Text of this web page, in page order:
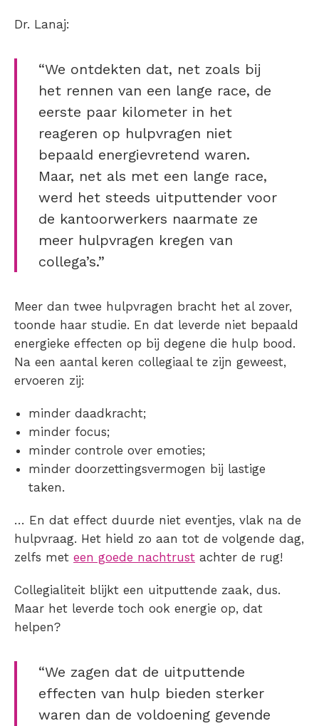
Dr. Lanaj:
“We ontdekten dat, net zoals bij
het rennen van een lange race, de
eerste paar kilometer in het
reageren op hulpvragen niet
bepaald energievretend waren.
Maar, net als met een lange race,
werd het steeds uitputtender voor
de kantoorwerkers naarmate ze
meer hulpvragen kregen van
collega’s.”
Meer dan twee hulpvragen bracht het al zover,
toonde haar studie. En dat leverde niet bepaald
energieke effecten op bij degene die hulp bood.
Na een aantal keren collegiaal te zijn geweest,
ervoeren zij:
minder daadkracht;
minder focus;
minder controle over emoties;
minder doorzettingsvermogen bij lastige
taken.
… En dat effect duurde niet eventjes, vlak na de
hulpvraag. Het hield zo aan tot de volgende dag,
zelfs met een goede nachtrust achter de rug!
Collegialiteit blijkt een uitputtende zaak, dus.
Maar het leverde toch ook energie op, dat
helpen?
“We zagen dat de uitputtende
effecten van hulp bieden sterker
waren dan de voldoening gevende